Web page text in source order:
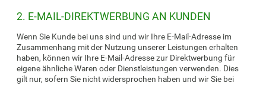
2. E-MAIL-DIREKTWERBUNG AN KUNDEN
Wenn Sie Kunde bei uns sind und wir Ihre E-Mail-Adresse im
Zusammenhang mit der Nutzung unserer Leistungen erhalten
haben, können wir Ihre E-Mail-Adresse zur Direktwerbung für
eigene ähnliche Waren oder Dienstleistungen verwenden. Dies
gilt nur, sofern Sie nicht widersprochen haben und wir Sie bei